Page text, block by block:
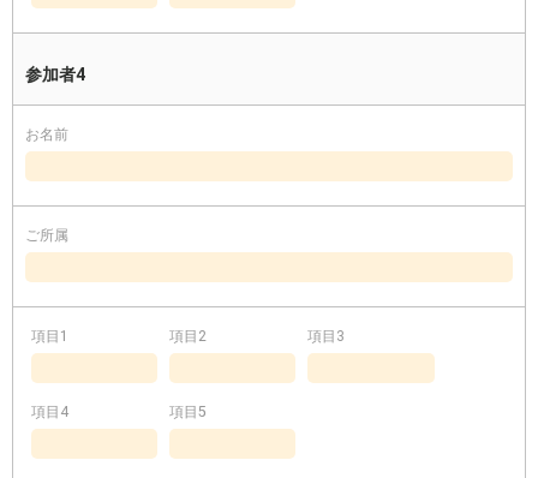
参加者4
お名前
ご所属
項目1 項目2 項目3
項目4 項目5